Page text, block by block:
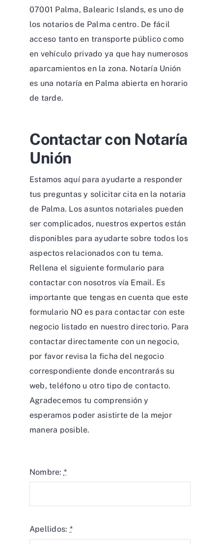
07001 Palma, Balearic Islands, es uno de
los notarios de Palma centro. De fácil
acceso tanto en transporte público como
en vehículo privado ya que hay numerosos
aparcamientos en la zona. Notaría Unión
es una notaría en Palma abierta en horario
de tarde.
Contactar con Notaría
Unión
Estamos aquí para ayudarte a responder
tus preguntas y solicitar cita en la notaria
de Palma. Los asuntos notariales pueden
ser complicados, nuestros expertos están
disponibles para ayudarte sobre todos los
aspectos relacionados con tu tema.
Rellena el siguiente formulario para
contactar con nosotros vía Email. Es
importante que tengas en cuenta que este
formulario NO es para contactar con este
negocio listado en nuestro directorio. Para
contactar directamente con un negocio,
por favor revisa la ficha del negocio
correspondiente donde encontrarás su
web, teléfono u otro tipo de contacto.
Agradecemos tu comprensión y
esperamos poder asistirte de la mejor
manera posible.
Nombre: *
Apellidos: *